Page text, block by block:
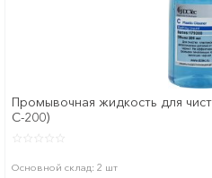
Промывочная жидкость для
C-200)
Основной склад: 2 шт